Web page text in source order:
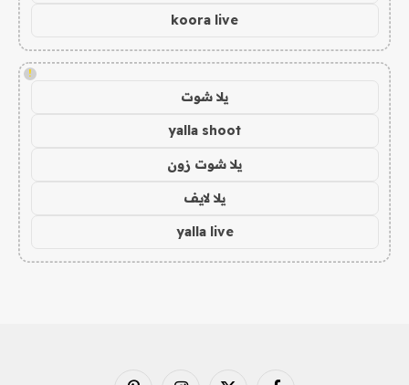
koora live
!
يلا شوت
yalla shoot
يلا شوت زون
يلا لايف
yalla live